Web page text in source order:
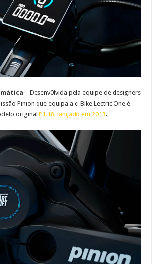
– Desenv0lvida pela equipe de designers
Pinion que equipa a e-Bike Lectric One é
originalP1.18, lançado em 2013.